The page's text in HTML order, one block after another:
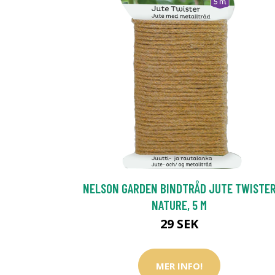
NELSON GARDEN BINDTRÅD JUTE
NATURE, 5 M
29 SEK
MER INFO!